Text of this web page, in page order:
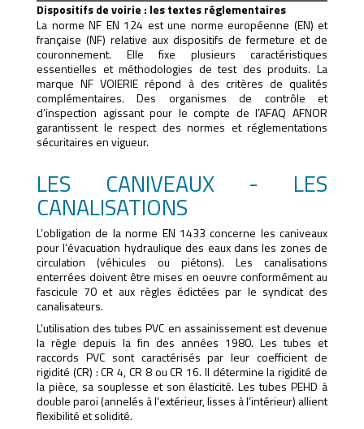
Dispositifs de voirie : les textes réglementaires
La norme NF EN 124 est une norme européenne (EN) et
française (NF) relative aux dispositifs de fermeture et de
couronnement. Elle fixe plusieurs caractéristiques
essentielles et méthodologies de test des produits. La
marque NF VOIERIE répond à des critères de qualités
complémentaires. Des organismes de contrôle et
d’inspection agissant pour le compte de l’AFAQ AFNOR
garantissent le respect des normes et réglementations
sécuritaires en vigueur.
LES CANIVEAUX - LES
CANALISATIONS
L’obligation de la norme EN 1433 concerne les caniveaux
pour l’évacuation hydraulique des eaux dans les zones de
circulation (véhicules ou piétons). Les canalisations
enterrées doivent être mises en oeuvre conformément au
fascicule 70 et aux règles édictées par le syndicat des
canalisateurs.
L’utilisation des tubes PVC en assainissement est devenue
la règle depuis la fin des années 1980. Les tubes et
raccords PVC sont caractérisés par leur coefficient de
rigidité (CR) : CR 4, CR 8 ou CR 16. Il détermine la rigidité de
la pièce, sa souplesse et son élasticité. Les tubes PEHD à
double paroi (annelés à l’extérieur, lisses à l’intérieur) allient
flexibilité et solidité.